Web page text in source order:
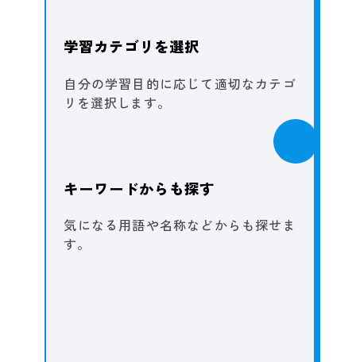
学習カテゴリを選択
自分の学習目的に応じて適切なカテゴ
リを選択します。
キーワードからも探す
気になる用語や名称などからも探せま
す。